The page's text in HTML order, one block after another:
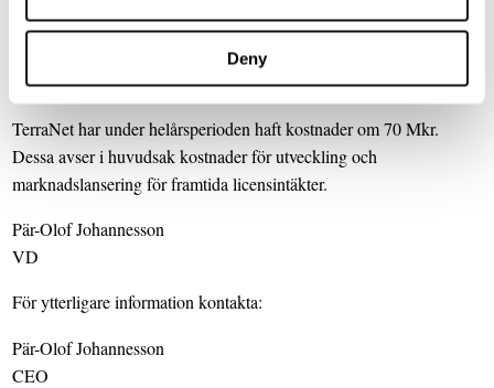
Deny
av utvecklingen och den ökande efterfrågan på självkörande fordon
där ökad noggrannhet och personsäkerhet är en systemkritisk
parameter.
TerraNet har under helårsperioden haft kostnader om 70 Mkr.
Dessa avser i huvudsak kostnader för utveckling och
marknadslansering för framtida licensintäkter.
Pär-Olof Johannesson
VD
För ytterligare information kontakta:
Pär-Olof Johannesson
CEO